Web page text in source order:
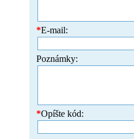
*E-mail:
Poznámky:
*Opíšte kód: